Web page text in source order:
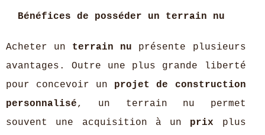
Bénéfices de posséder un terrain nu
Acheter un terrain nu présente plusieurs
avantages. Outre une plus grande liberté
pour concevoir un projet de construction
personnalisé, un terrain nu permet
souvent une acquisition à un prix plus